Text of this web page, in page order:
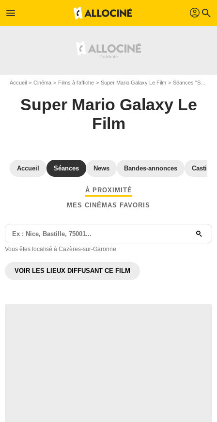
menu profil search
Accueil Cinéma Films à l'affiche Super Mario Galaxy Le Film Séances "Super Mario Galaxy Le Film" Haute-Garonne
Super Mario Galaxy Le
Film
Accueil Séances News Bandes-annonces Casting
À PROXIMITÉ
MES CINÉMAS FAVORIS
Vous êtes localisé à Cazères-sur-Garonne
VOIR LES LIEUX DIFFUSANT CE FILM